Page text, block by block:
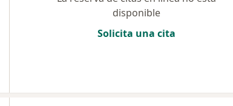
disponible
Solicita una cita